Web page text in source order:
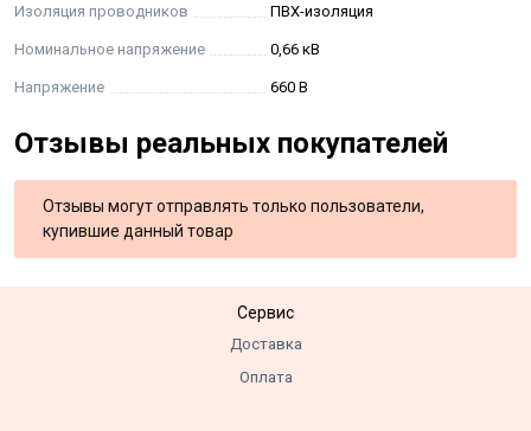
Изоляция проводников ПВХ-изоляция
Номинальное напряжение 0,66 кВ
Напряжение 660 В
Отзывы реальных покупателей
Отзывы могут отправлять только пользователи,
купившие данный товар
Сервис
Доставка
Оплата